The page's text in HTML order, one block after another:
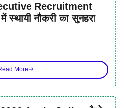
Recruitment
स्थायी नौकरी का सुनहरा
More